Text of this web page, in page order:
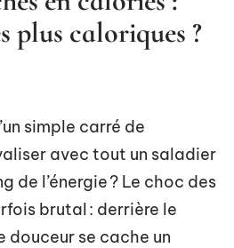
plus caloriques ?
simple carré de
avec tout un saladier
de l’énergie ? Le choc des
brutal : derrière le
douceur se cache un